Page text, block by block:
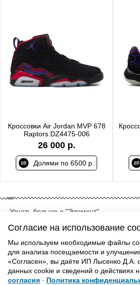
Кроссовки Air Jordan MVP 678
Raptors DZ4475-006
26 000 р.
Долями по 6500 р.
Узнать больше о "Элемент"
JORDAN В САНКТ-
Спортивная обувь — неотъемлемый
Удобные кроссовки помогут
максимально эффективно, а также
занимающегося. Кроссовки Jordan,
Согласие на использование
Мы используем необходимые файлы
для анализа посещаемости и
«Согласен», вы даёте ИП Лысенко Д.А.
данных cookie и сведений о действиях
согласия · Политика